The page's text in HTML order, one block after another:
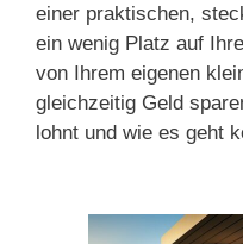
einer praktischen,
ein wenig Platz auf
von Ihrem eigenen
gleichzeitig Geld
lohnt und wie es geht